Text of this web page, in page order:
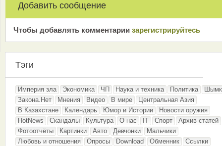
Добавить сообщение
Чтобы добавлять комментарии зарeгиcтрирyйтeсь
Тэги
Империя зла Экономика ЧП Наука и техника Политика
Закона.Нет
Мнения Видео В мире
Центральная Азия
В Казахстане
Календарь Юмор и Истории
Новости оружия
HotNews
Скандалы Культура О нас IT Спорт
Архив статей
Фотоотчёты
Картинки Авто Девчонки
Мальчики
Любовь и отношения
Опросы Download Обменник
Ссылки